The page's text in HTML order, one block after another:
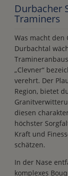
Durbacher
Traminers
Was macht den
Durbachtal
„Clevner“
verehrt. Der
Region, bietet
diesen
höchster
Kraft und
schätzen.
In der Nase
komplexes